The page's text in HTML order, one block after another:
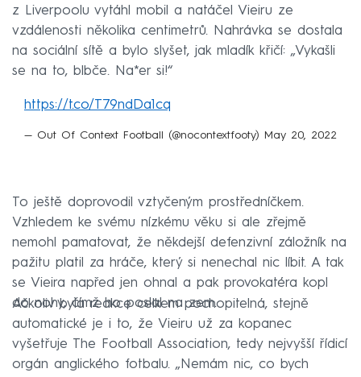
z Liverpoolu vytáhl mobil a natáčel Vieiru ze
vzdálenosti několika centimetrů. Nahrávka se dostala
na sociální sítě a bylo slyšet, jak mladík křičí: „Vykašli
se na to, blbče. Na*er si!“
https://t.co/T79ndDa1cq
— Out Of Context Football (@nocontextfooty) May 20, 2022
To ještě doprovodil vztyčeným prostředníčkem.
Vzhledem ke svému nízkému věku si ale zřejmě
nemohl pamatovat, že někdejší defenzivní záložník na
pažitu platil za hráče, který si nenechal nic líbit. A tak
se Vieira napřed jen ohnal a pak provokatéra kopl
do nohy, čímž ho poslal na zem.
Ačkoliv byla reakce celkem pochopitelná, stejně
automatické je i to, že Vieiru už za kopanec
vyšetřuje The Football Association, tedy nejvyšší řídicí
orgán anglického fotbalu. „Nemám nic, co bych